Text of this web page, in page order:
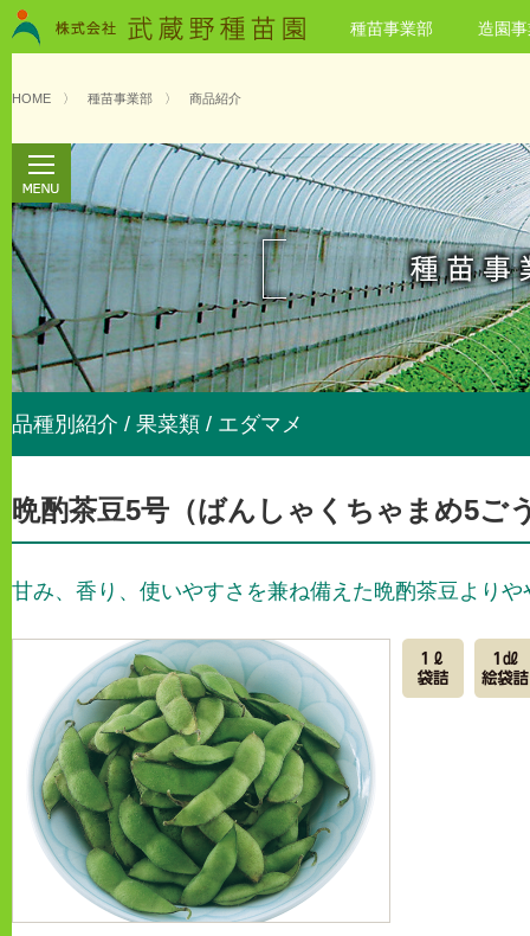
種苗事業部 造園
HOME 〉 種苗事業部 〉 商品紹介
品種別紹介 / 果菜類 / エダマメ
晩酌茶豆5号（ばんしゃくちゃまめ5ご
甘み、香り、使いやすさを兼ね備えた晩酌茶豆よりや